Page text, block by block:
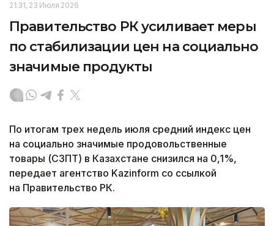
21:31, 23 Июля 2026
Правительство РК усиливает меры
по стабилизации цен на социально
значимые продукты
По итогам трех недель июля средний индекс цен
на социально значимые продовольственные
товары (СЗПТ) в Казахстане снизился на 0,1%,
передает агентство Kazinform со ссылкой
на Правительство РК.